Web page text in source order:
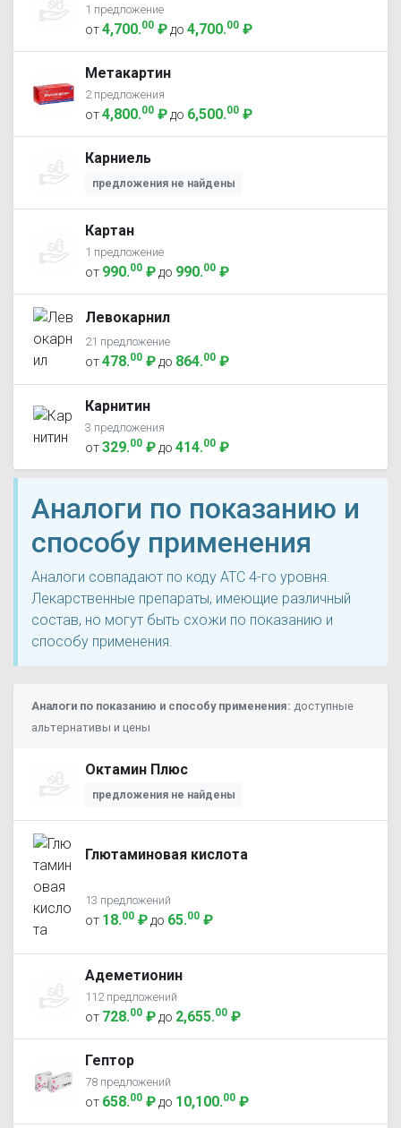
1 предложение
от4,700.00 ₽ до 4,700.00 ₽
Метакартин
2 предложения
от4,800.00 ₽ до 6,500.00 ₽
Карниель
предложения не найдены
Картан
1 предложение
от 990.00 ₽ до 990.00 ₽
Левокарнил
21 предложение
от478.00 ₽ до 864.00 ₽
Карнитин
3 предложения
от329.00 ₽ до 414.00 ₽
Аналоги по показанию и
способу применения
Аналоги совпадают по коду ATC 4-го уровня.
Лекарственные препараты, имеющие различный
состав, но могут быть схожи по показанию и
способу применения.
Аналоги по показанию и способу применения: доступные
альтернативы и цены
Октамин Плюс
предложения не найдены
Глютаминовая кислота
13 предложений
от 18.00 ₽ до 65.00 ₽
Адеметионин
112 предложений
от 728.00 ₽ до 2,655.00 ₽
Гептор
78 предложений
от 658.00 ₽ до 10,100.00 ₽